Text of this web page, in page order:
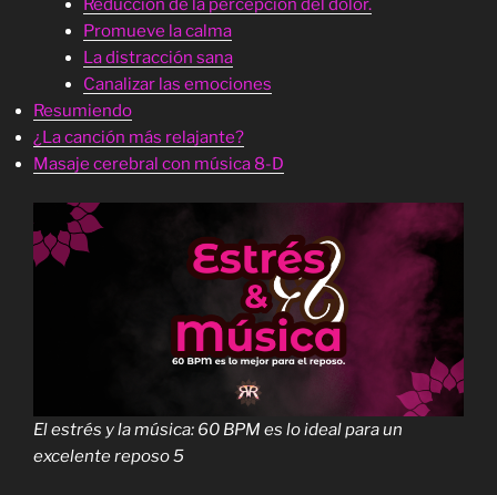
Reducción de la percepción del dolor.
Promueve la calma
La distracción sana
Canalizar las emociones
Resumiendo
¿La canción más relajante?
Masaje cerebral con música 8-D
El estrés y la música: 60 BPM es lo ideal para un
excelente reposo 5